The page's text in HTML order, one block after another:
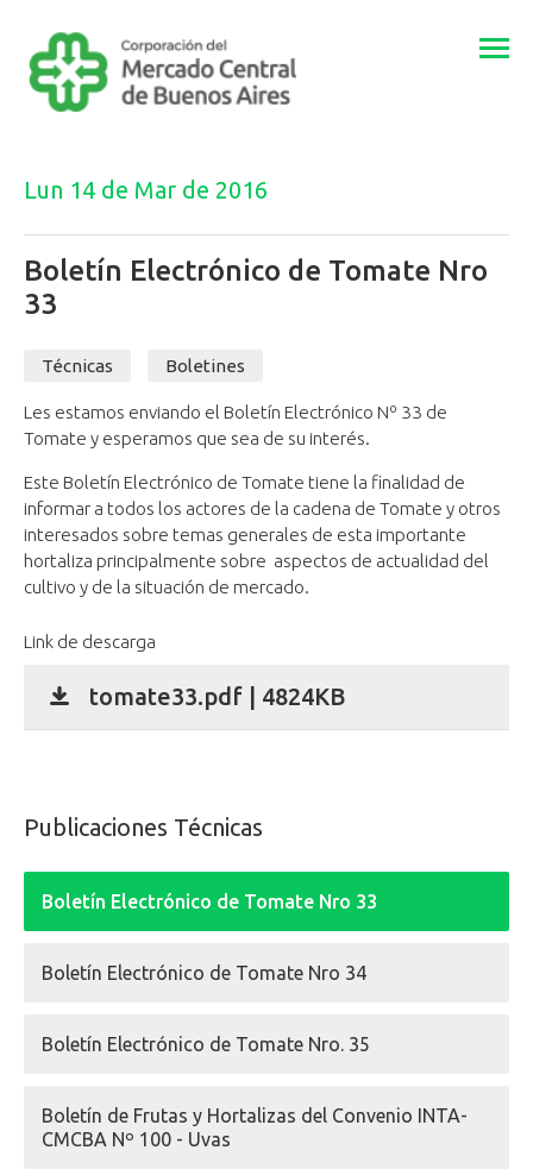
Lun 14 de Mar de 2016
Boletín Electrónico de Tomate Nro
33
Técnicas Boletines
Les estamos enviando el Boletín Electrónico Nº 33 de
Tomate y esperamos que sea de su interés.
Este Boletín Electrónico de Tomate tiene la finalidad de
informar a todos los actores de la cadena de Tomate y otros
interesados sobre temas generales de esta importante
hortaliza principalmente sobre aspectos de actualidad del
cultivo y de la situación de mercado.
Link de descarga
tomate33.pdf | 4824KB
Publicaciones Técnicas
Boletín Electrónico de Tomate Nro 33
Boletín Electrónico de Tomate Nro 34
Boletín Electrónico de Tomate Nro. 35
Boletín de Frutas y Hortalizas del Convenio INTA-
CMCBA Nº 100 - Uvas